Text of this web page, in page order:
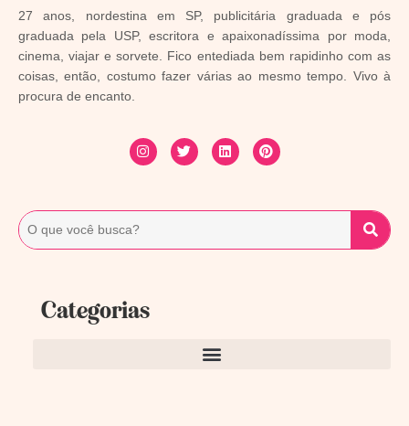
27 anos, nordestina em SP, publicitária graduada e pós
graduada pela USP, escritora e apaixonadíssima por moda,
cinema, viajar e sorvete. Fico entediada bem rapidinho com as
coisas, então, costumo fazer várias ao mesmo tempo. Vivo à
procura de encanto.
Categorias